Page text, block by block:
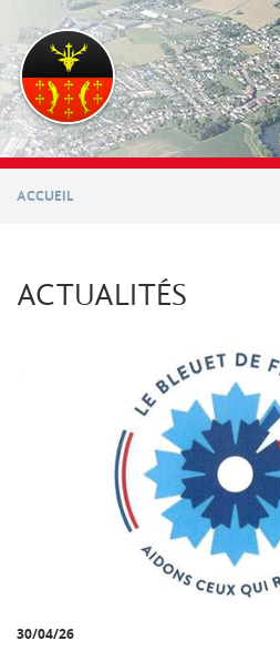
contenu
principal
ACCUEIL
ACTUALITÉS
30/04/26